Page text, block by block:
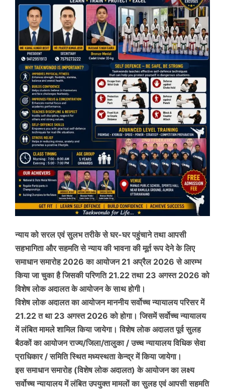
न्याय को सरल एवं सुलभ तरीके से घर-घर पहुंचाने तथा आपसी
सहभागिता और सहमति से न्याय की भावना की मूर्त रूप देने के लिए
समाधान समारोह 2026 का आयोजन 21 अप्रैल 2026 से आरम्भ
किया जा चुका है जिसकी परिणति 21.22 तथा 23 अगस्त 2026 को
विशेष लोक अदालत के आयोजन के साथ होगी।
विशेष लोक अदालत का आयोजन माननीय सर्वोच्च न्यायालय परिसर में
21.22 त था 23 अगस्त 2026 को होगा। जिसमें सर्वोच्च न्यायालय
में लंबित मामले शामिल किया जायेगा। विशेष लोक अदालत पूर्व सुलह
बैठकों का आयोजन राज्य/जिला/तालुका / उच्च न्यायालय विधिक सेवा
प्राधिकार / समिति स्थित मध्यस्थता केन्द्र में किया जायेगा।
इस समाधान समारोह (विशेष लोक अदालत) के आयोजन का लक्ष्य
सर्वोच्च न्यायालय में लंबित उपयुक्त मामलों का सुलह एवं आपसी सहमति